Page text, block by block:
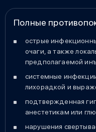
Полные
острые
очаги, а также
предполагаемой
системные
лихорадкой и
подтвержденная
анестетикам или
нарушения